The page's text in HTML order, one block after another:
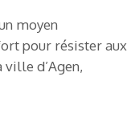
moyen
pour résister aux
d’Agen,